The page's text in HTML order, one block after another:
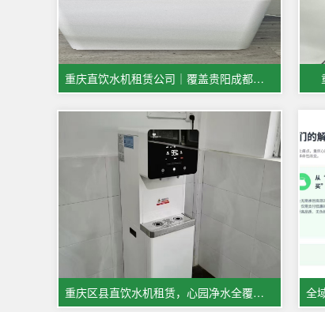
重庆直饮水机租赁公司｜覆盖贵阳成都宜宾多城市商用饮水服务
重庆区县直饮水机租赁，心园净水全覆盖！